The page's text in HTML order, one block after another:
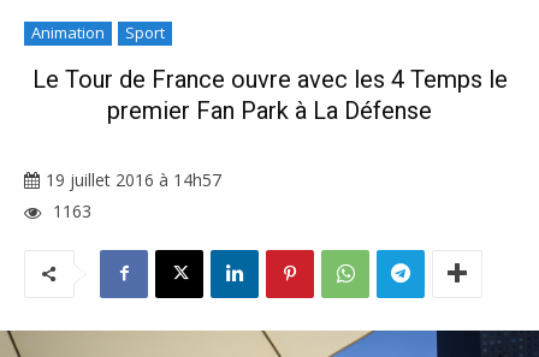
Animation Sport
Le Tour de France ouvre avec les 4 Temps le
premier Fan Park à La Défense
19 juillet 2016 à 14h57
1163